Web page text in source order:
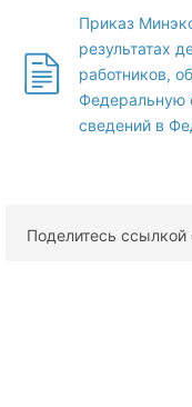
Приказ
результатах
работников,
Федеральную
сведений в
Поделитесь